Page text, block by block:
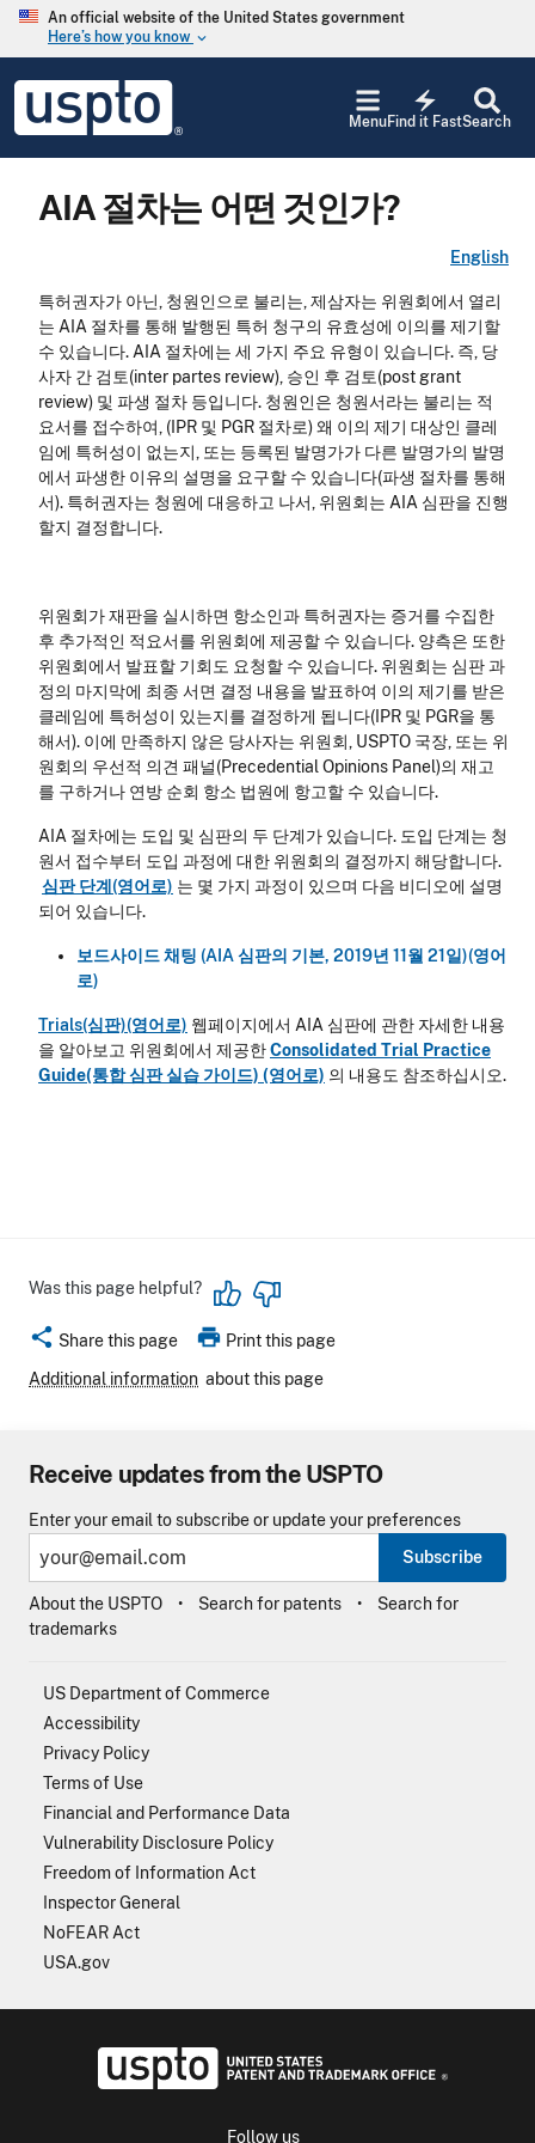
Skip to main content
An official website of the United States government
Here’s how you know keyboard_arrow_down
USPTO
United
States
Search
electric_bolt
Find it Fast
Menu
AIA 절차는 어떤 것인가?
English
특허권자가 아닌, 청원인으로 불리는, 제삼자는 위원회에서 열리
는 AIA 절차를 통해 발행된 특허 청구의 유효성에 이의를 제기할
수 있습니다. AIA 절차에는 세 가지 주요 유형이 있습니다. 즉, 당
사자 간 검토(inter partes review), 승인 후 검토(post grant
review) 및 파생 절차 등입니다. 청원인은 청원서라는 불리는 적
요서를 접수하여, (IPR 및 PGR 절차로) 왜 이의 제기 대상인 클레
임에 특허성이 없는지, 또는 등록된 발명가가 다른 발명가의 발명
에서 파생한 이유의 설명을 요구할 수 있습니다(파생 절차를 통해
서). 특허권자는 청원에 대응하고 나서, 위원회는 AIA 심판을 진행
할지 결정합니다.
위원회가 재판을 실시하면 항소인과 특허권자는 증거를 수집한
후 추가적인 적요서를 위원회에 제공할 수 있습니다. 양측은 또한
위원회에서 발표할 기회도 요청할 수 있습니다. 위원회는 심판 과
정의 마지막에 최종 서면 결정 내용을 발표하여 이의 제기를 받은
클레임에 특허성이 있는지를 결정하게 됩니다(IPR 및 PGR을 통
해서). 이에 만족하지 않은 당사자는 위원회, USPTO 국장, 또는 위
원회의 우선적 의견 패널(Precedential Opinions Panel)의 재고
를 구하거나 연방 순회 항소 법원에 항고할 수 있습니다.
AIA 절차에는 도입 및 심판의 두 단계가 있습니다. 도입 단계는 청
원서 접수부터 도입 과정에 대한 위원회의 결정까지 해당합니다.
심판 단계(영어로) 는 몇 가지 과정이 있으며 다음 비디오에 설명
되어 있습니다.
보드사이드 채팅 (AIA 심판의 기본, 2019년 11월 21일)(영어
로)
Trials(심판)(영어로) 웹페이지에서 AIA 심판에 관한 자세한 내용
을 알아보고 위원회에서 제공한Consolidated Trial Practice
Guide(통합 심판 실습 가이드) (영어로) 의 내용도 참조하십시오.
Was this page helpful?
share Share this page print Print this page
Additional information about this page
Receive updates from the USPTO
Enter your email to subscribe or update your preferences
Subscribe
About the USPTO Search for patents
Search for
trademarks
US Department of Commerce
Accessibility
Privacy Policy
Terms of Use
Financial and Performance Data
Vulnerability Disclosure Policy
Freedom of Information Act
Inspector General
NoFEAR Act
USA.gov
Follow us